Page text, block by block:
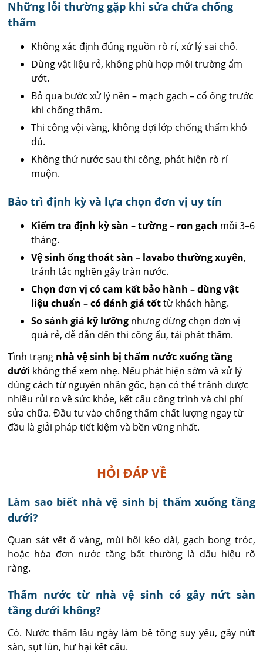
Những lỗi thường gặp khi sửa chữa chống
thấm
Không xác định đúng nguồn rò rỉ, xử lý sai chỗ.
Dùng vật liệu rẻ, không phù hợp môi trường ẩm
ướt.
Bỏ qua bước xử lý nền – mạch gạch – cổ ống trước
khi chống thấm.
Thi công vội vàng, không đợi lớp chống thấm khô
đủ.
Không thử nước sau thi công, phát hiện rò rỉ
muộn.
Bảo trì định kỳ và lựa chọn đơn vị uy tín
Kiểm tra định kỳ sàn – tường – ron gạch mỗi 3–6
tháng.
Vệ sinh ống thoát sàn – lavabo thường xuyên,
tránh tắc nghẽn gây tràn nước.
Chọn đơn vị có cam kết bảo hành – dùng vật
liệu chuẩn – có đánh giá tốttừ khách hàng.
So sánh giá kỹ lưỡng nhưng đừng chọn đơn vị
quá rẻ, dễ dẫn đến thi công ẩu, tái phát thấm.
Tình trạng nhà vệ sinh bị thấm nước xuống tầng
dưới không thể xem nhẹ. Nếu phát hiện sớm và xử lý
đúng cách từ nguyên nhân gốc, bạn có thể tránh được
nhiều rủi ro về sức khỏe, kết cấu công trình và chi phí
sửa chữa. Đầu tư vào chống thấm chất lượng ngay từ
đầu là giải pháp tiết kiệm và bền vững nhất.
HỎI ĐÁP VỀ
Làm sao biết nhà vệ sinh bị thấm xuống tầng
dưới?
Quan sát vết ố vàng, mùi hôi kéo dài, gạch bong tróc,
hoặc hóa đơn nước tăng bất thường là dấu hiệu rõ
ràng.
Thấm nước từ nhà vệ sinh có gây nứt sàn
tầng dưới không?
Có. Nước thấm lâu ngày làm bê tông suy yếu, gây nứt
sàn, sụt lún, hư hại kết cấu.